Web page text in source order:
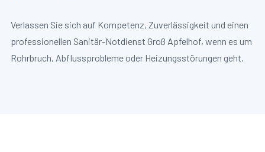
Verlassen Sie sich auf Kompetenz, Zuverlässigkeit und einen
professionellen Sanitär-Notdienst Groß Apfelhof, wenn es um
Rohrbruch, Abflussprobleme oder Heizungsstörungen geht.